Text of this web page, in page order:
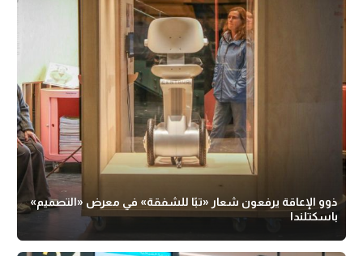
ذوو الإعاقة يرفعون شعار «تبًا للشفقة» في معرض «التصميم»
باسكتلندا